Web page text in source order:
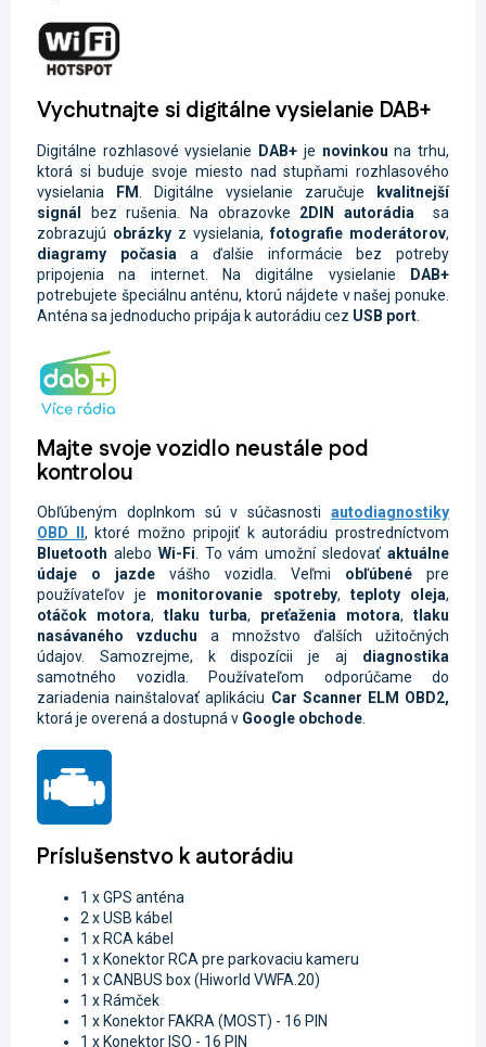
Vychutnajte si digitálne vysielanie DAB+
Digitálne rozhlasové vysielanie DAB+ je novinkouna trhu,
ktorá si buduje svoje miesto nad stupňami rozhlasového
vysielania
FM . Digitálne vysielanie zaručuje
kvalitnejší
signál
bez rušenia. Na obrazovke 2DIN autorádia
sa
zobrazujú obrázky z vysielania,fotografie moderátorov,
diagramy počasia a ďalšie informácie bez potreby
pripojenia na internet. Na digitálne vysielanie
DAB+
potrebujete špeciálnu anténu, ktorú nájdete v našej ponuke.
Anténa sa jednoducho pripája k autorádiu cez USB port
Majte svoje vozidlo neustále pod
kontrolou
Obľúbeným doplnkom sú v súčasnosti autodiagnostiky
OBD II , ktoré možno pripojiť k autorádiu prostredníctvom
Bluetooth alebo Wi-Fi. To vám umožní sledovaťaktuálne
údaje o jazde vášho vozidla. Veľmi obľúbené pre
používateľov je monitorovanie spotreby, teploty oleja,
otáčok motora, tlaku turba, preťaženia motora, tlaku
nasávaného vzduchu a množstvo ďalších užitočných
údajov. Samozrejme, k dispozícii je aj diagnostika
samotného vozidla.
Používateľom odporúčame do
zariadenia nainštalovať aplikáciu Car Scanner ELM OBD2,
ktorá je overená a dostupná v Google obchode.
Príslušenstvo k autorádiu
1 x GPS anténa
2 x USB kábel
1 x RCA kábel
1 x Konektor RCA pre parkovaciu kameru
1 x CANBUS box (Hiworld VWFA.20)
1 x Rámček
1 x Konektor FAKRA (MOST) - 16 PIN
1 x Konektor ISO - 16 PIN